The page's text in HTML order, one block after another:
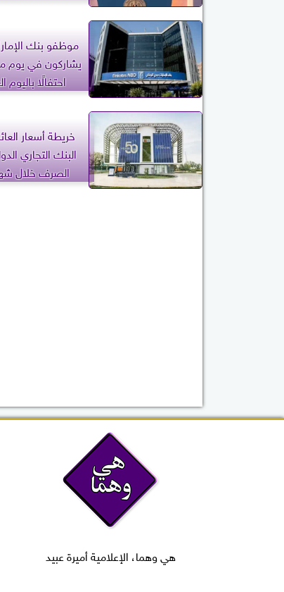
موظفو بنك
يشاركون في يوم
احتفالًا باليوم
خريطة أسعار
الصرف خلال شهر
هي وهما، الإعلامية أميرة عبيد